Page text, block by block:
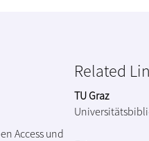
Access und
Related
TU Graz